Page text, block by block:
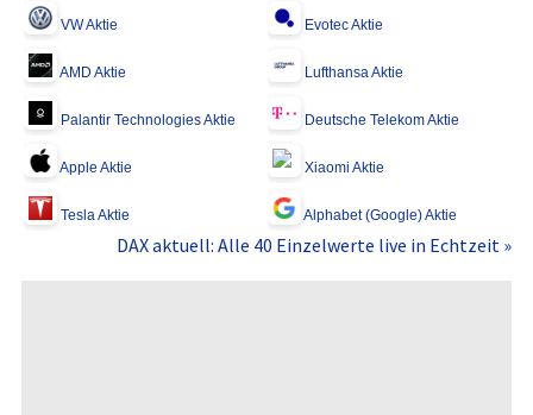
VW Aktie Evotec Aktie
AMD Aktie Lufthansa Aktie
Palantir Technologies Aktie Deutsche Telekom Aktie
Apple Aktie Xiaomi Aktie
Tesla Aktie Alphabet (Google) Aktie
DAX aktuell: Alle 40 Einzelwerte live in Echtzeit »